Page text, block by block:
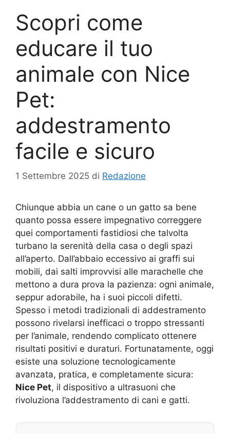
Scopri come
educare il tuo
animale con Nice
Pet:
addestramento
facile e sicuro
1 Settembre 2025 di Redazione
Chiunque abbia un cane o un gatto sa bene
quanto possa essere impegnativo correggere
quei comportamenti fastidiosi che talvolta
turbano la serenità della casa o degli spazi
all’aperto. Dall’abbaio eccessivo ai graffi sui
mobili, dai salti improvvisi alle marachelle che
mettono a dura prova la pazienza: ogni animale,
seppur adorabile, ha i suoi piccoli difetti.
Spesso i metodi tradizionali di addestramento
possono rivelarsi inefficaci o troppo stressanti
per l’animale, rendendo complicato ottenere
risultati positivi e duraturi. Fortunatamente, oggi
esiste una soluzione tecnologicamente
avanzata, pratica, e completamente sicura:
Nice Pet, il dispositivo a ultrasuoni che
rivoluziona l’addestramento di cani e gatti.